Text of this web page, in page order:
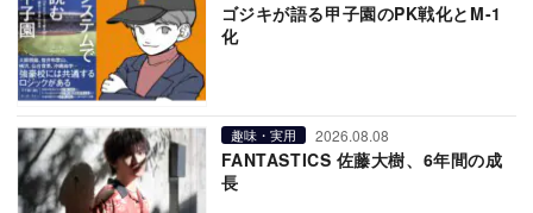
ゴジキが語る甲子園のPK戦化とM-1
化
趣味・実用 2026.08.08
FANTASTICS 佐藤大樹、6年間の成
長